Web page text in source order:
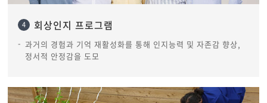
4 회상인지 프로그램
과거의 경험과 기억 재활성화를 통해 인지능력 및 자존감 향상,
정서적 안정감을 도모